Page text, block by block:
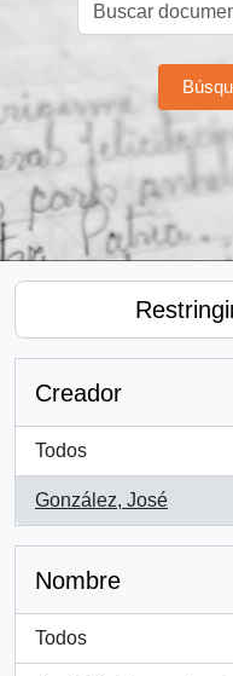
Creador
Todos
González, José
, 1 resultados
Nombre
Todos